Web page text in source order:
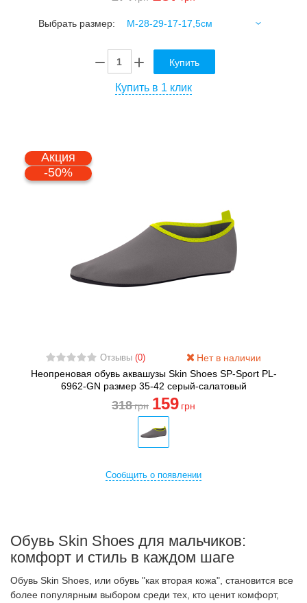
Выбрать размер:
Купить
Купить в 1 клик
Акция
-50%
Отзывы (0)
Нет в наличии
Неопреновая обувь аквашузы Skin Shoes SP-Sport PL-
6962-GN размер 35-42 серый-салатовый
318грн 159 грн
Сообщить о появлении
Обувь Skin Shoes для мальчиков:
комфорт и стиль в каждом шаге
Обувь Skin Shoes, или обувь "как вторая кожа", становится все
более популярным выбором среди тех, кто ценит комфорт,